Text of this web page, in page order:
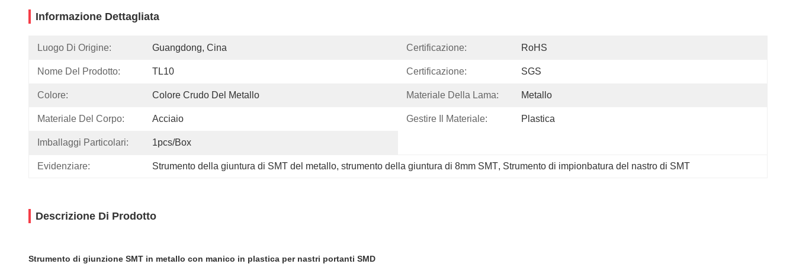
Informazione Dettagliata
Luogo Di Origine: Guangdong, Cina Certificazione: RoHS
Nome Del Prodotto: TL10 Certificazione: SGS
Colore: Colore Crudo Del Metallo Materiale Della Lama: Metallo
Materiale Del Corpo: Acciaio Gestire Il Materiale: Plastica
Imballaggi Particolari: 1pcs/Box
Evidenziare: Strumento della giuntura di SMT del metallo, strumento della giuntura di 8mm SMT, Strumento di impionbatura del nastro di SMT
Descrizione Di Prodotto
Strumento di giunzione SMT in metallo con manico in plastica per nastri portanti SMD